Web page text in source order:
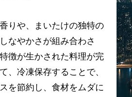
りや、まいたけの独特の
なやかさが組み合わさ
徴が生かされた料理が完
、冷凍保存することで、
を節約し、食材をムダに